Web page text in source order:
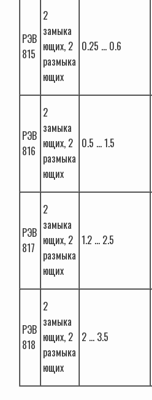
РЭВ
815
2
замыка
ющиx, 2
размыка
ющиx
0.25 … 0.6
РЭВ
816
2
замыка
ющиx, 2
размыка
ющиx
0.5 … 1.5
РЭВ
817
2
замыка
ющиx, 2
размыка
ющиx
1.2 … 2.5
РЭВ
818
2
замыка
ющиx, 2
размыка
ющиx
2 … 3.5